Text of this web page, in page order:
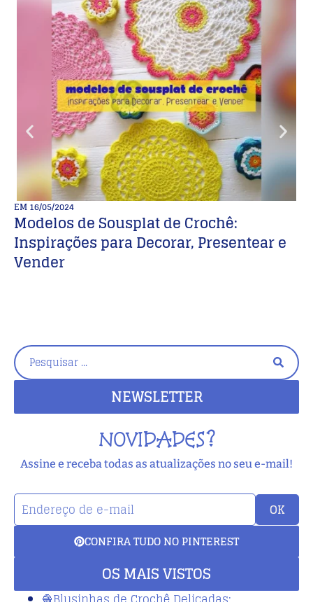
EM16/05/2024
Modelos de Sousplat de Crochê:
Inspirações para Decorar, Presentear e
Vender
NEWSLETTER
NOVIDADES?
Assine e receba todas as atualizações no seu e-mail!
OK
CONFIRA TUDO NO PINTEREST
OS MAIS VISTOS